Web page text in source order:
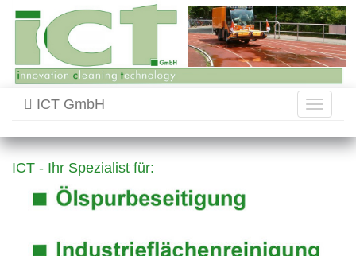
Toggle
ICT GmbH
ICT - Ihr Spezialist für: